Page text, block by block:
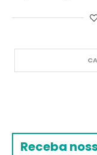
Receba